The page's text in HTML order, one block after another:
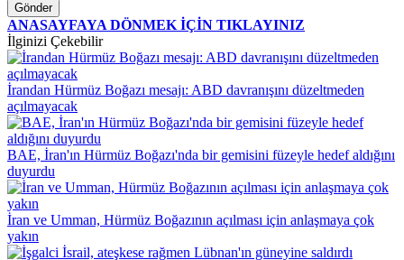
Gönder
ANASAYFAYA DÖNMEK İÇİN TIKLAYINIZ
İlginizi Çekebilir
İrandan Hürmüz Boğazı mesajı: ABD davranışını düzeltmeden
açılmayacak
BAE, İran'ın Hürmüz Boğazı'nda bir gemisini füzeyle hedef aldığını
duyurdu
İran ve Umman, Hürmüz Boğazının açılması için anlaşmaya çok
yakın